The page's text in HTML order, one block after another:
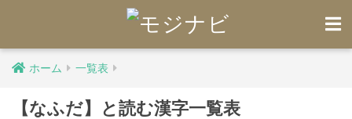
ホーム 一覧表
【なふだ】と読む漢字一覧表